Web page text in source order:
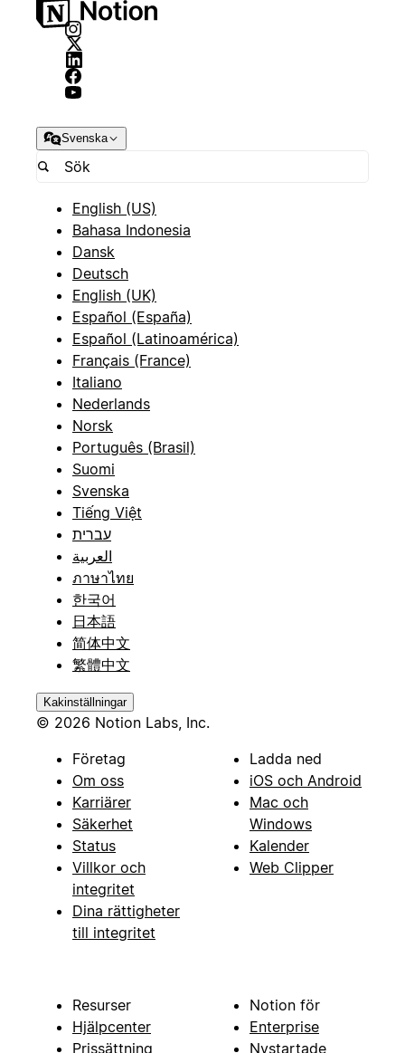
Svenska
English (US)
Bahasa Indonesia
Dansk
Deutsch
English (UK)
Español (España)
Español (Latinoamérica)
Français (France)
Italiano
Nederlands
Norsk
Português (Brasil)
Suomi
Svenska
Tiếng Việt
עברית
العربية
ภาษาไทย
한국어
日本語
简体中文
繁體中文
Kakinställningar
© 2026 Notion Labs, Inc.
Företag
Om oss
Karriärer
Säkerhet
Status
Villkor och
integritet
Dina rättigheter
till integritet
Ladda ned
iOS och Android
Mac och
Windows
Kalender
Web Clipper
Resurser
Hjälpcenter
Prissättning
Notion för
Enterprise
Nystartade